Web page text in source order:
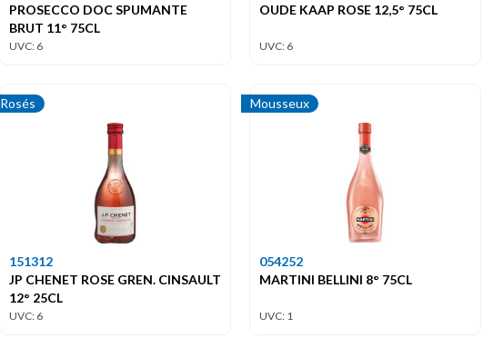
PROSECCO DOC SPUMANTE
BRUT 11° 75CL
UVC: 6
OUDE KAAP ROSE 12,5° 75CL
UVC: 6
Rosés
151312
JP CHENET ROSE GREN. CINSAULT
12° 25CL
UVC: 6
Mousseux
054252
MARTINI BELLINI 8° 75CL
UVC: 1